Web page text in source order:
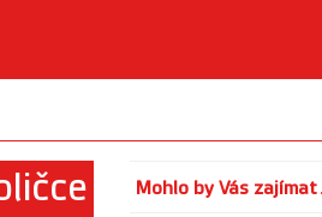
Mohlo by Vás